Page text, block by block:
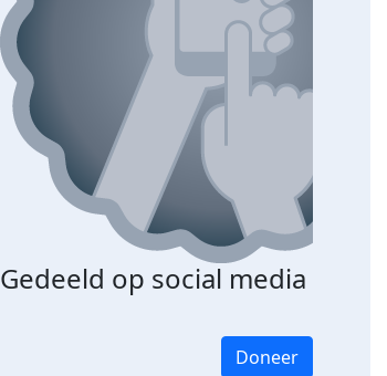
Gedeeld op social media
Doneer